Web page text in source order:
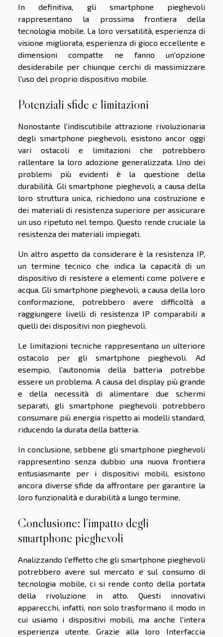
In definitiva, gli smartphone pieghevoli
rappresentano la prossima frontiera della
tecnologia mobile. La loro versatilità, esperienza di
visione migliorata, esperienza di gioco eccellente e
dimensioni compatte ne fanno un'opzione
desiderabile per chiunque cerchi di massimizzare
l'uso del proprio dispositivo mobile.
Potenziali sfide e limitazioni
Nonostante l'indiscutibile attrazione rivoluzionaria
degli smartphone pieghevoli, esistono ancor oggi
vari ostacoli e limitazioni che potrebbero
rallentare la loro adozione generalizzata. Uno dei
problemi più evidenti è la questione della
durabilità. Gli smartphone pieghevoli, a causa della
loro struttura unica, richiedono una costruzione e
dei materiali di resistenza superiore per assicurare
un uso ripetuto nel tempo. Questo rende cruciale la
resistenza dei materiali impiegati.
Un altro aspetto da considerare è la resistenza IP,
un termine tecnico che indica la capacità di un
dispositivo di resistere a elementi come polvere e
acqua. Gli smartphone pieghevoli, a causa della loro
conformazione, potrebbero avere difficoltà a
raggiungere livelli di resistenza IP comparabili a
quelli dei dispositivi non pieghevoli.
Le limitazioni tecniche rappresentano un ulteriore
ostacolo per gli smartphone pieghevoli. Ad
esempio, l'autonomia della batteria potrebbe
essere un problema. A causa del display più grande
e della necessità di alimentare due schermi
separati, gli smartphone pieghevoli potrebbero
consumare più energia rispetto ai modelli standard,
riducendo la durata della batteria.
In conclusione, sebbene gli smartphone pieghevoli
rappresentino senza dubbio una nuova frontiera
entusiasmante per i dispositivi mobili, esistono
ancora diverse sfide da affrontare per garantire la
loro funzionalità e durabilità a lungo termine.
Conclusione: l'impatto degli
smartphone pieghevoli
Analizzando l'effetto che gli smartphone pieghevoli
potrebbero avere sul mercato e sul consumo di
tecnologia mobile, ci si rende conto della portata
della rivoluzione in atto. Questi innovativi
apparecchi, infatti, non solo trasformano il modo in
cui usiamo i dispositivi mobili, ma anche l'intera
esperienza utente. Grazie alla loro Interfaccia